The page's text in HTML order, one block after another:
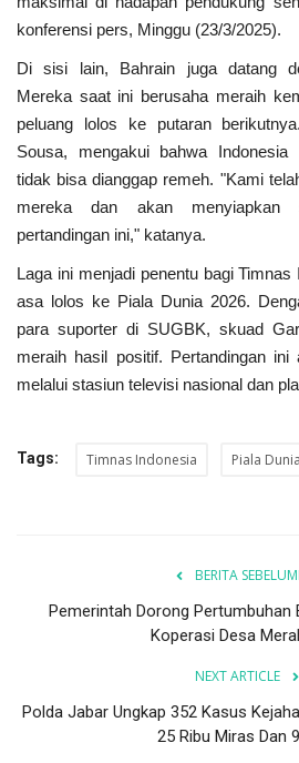
konferensi pers, Minggu (23/3/2025).
Di sisi lain, Bahrain juga datang
Mereka saat ini berusaha meraih
peluang lolos ke putaran
Sousa, mengakui bahwa
tidak bisa dianggap remeh. "Kami
mereka dan akan menyiapkan
pertandingan ini," katanya.
Laga ini menjadi penentu bagi
asa lolos ke Piala Dunia 2026.
para suporter di SUGBK, skuad
meraih hasil positif. Pertandingan ini
melalui stasiun televisi nasional dan
Tags: Timnas Indonesia Piala
BERITA
Pemerintah Dorong Pertumbuhan
Koperasi Desa
NEXT ARTICLE
Polda Jabar Ungkap 352 Kasus
25 Ribu Miras Dan